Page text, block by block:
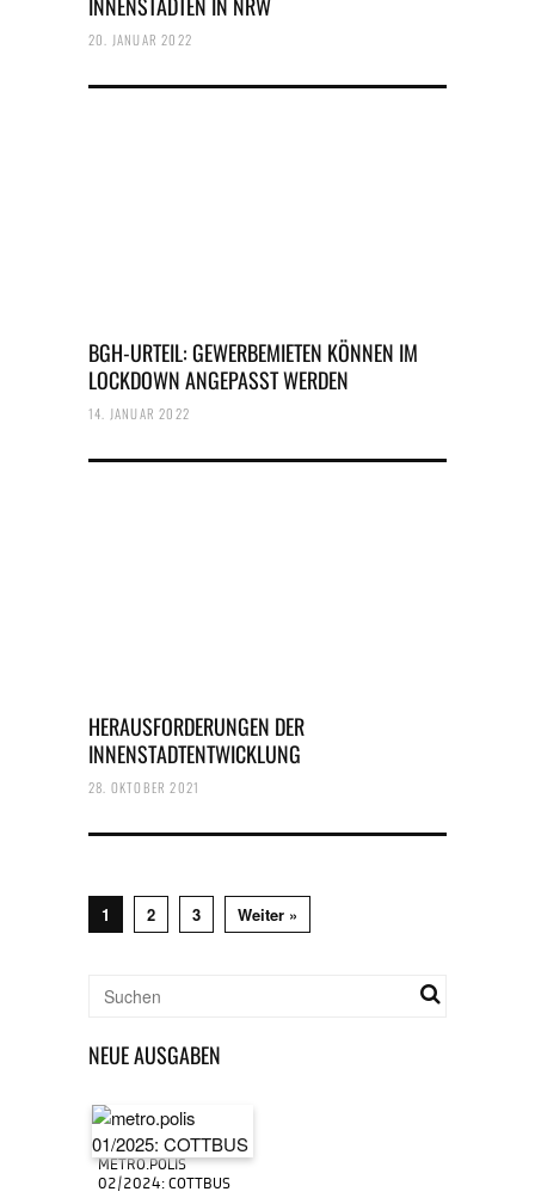
20. JANUAR 2022
BGH-URTEIL: GEWERBEMIETEN KÖNNEN IM
LOCKDOWN ANGEPASST WERDEN
14. JANUAR 2022
HERAUSFORDERUNGEN DER
INNENSTADTENTWICKLUNG
28. OKTOBER 2021
1 2 3 Weiter »
NEUE AUSGABEN
METRO.POLIS
02/2024: COTTBUS